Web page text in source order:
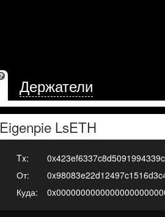
Держатели
Eigenpie LsETH
Tx:
От:
Куда: